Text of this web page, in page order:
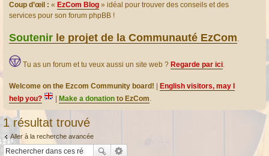
Coup d’œil : « EzCom Blog » idéal pour trouver des conseils et des
services pour son forum phpBB !
Soutenir le projet de la Communauté EzCom.
Tu as un forum et tu veux aussi un site web ? Regarde par ici.
Welcome on the Ezcom Community board!
English visitors, may I
help you?
Make a donation to EzCom.
1 résultat trouvé
Aller à la recherche avancée